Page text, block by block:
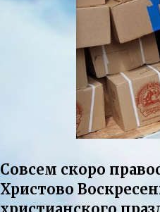
Совсем скоро
Христово